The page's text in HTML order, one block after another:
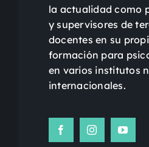
la actualidad como
y supervisores de
docentes en su
formación para
en varios institutos
internacionales.